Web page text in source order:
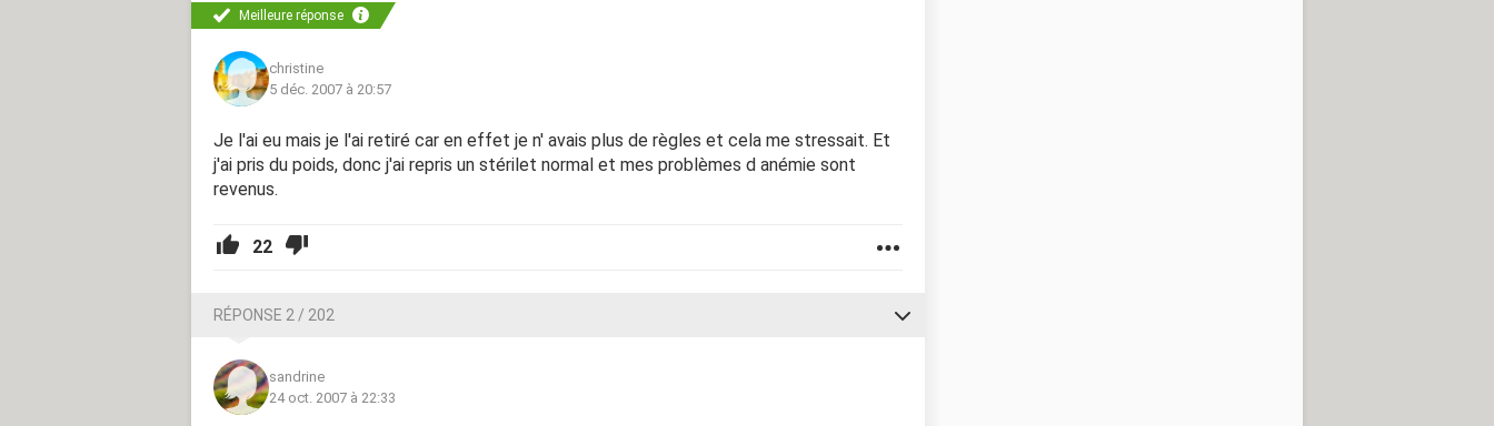
Meilleure réponse
christine
5 déc. 2007 à 20:57
Je l'ai eu mais je l'ai retiré car en effet je n' avais plus de règles et cela me stressait. Et
j'ai pris du poids, donc j'ai repris un stérilet normal et mes problèmes d anémie sont
revenus.
22
RÉPONSE 2 / 202
sandrine
24 oct. 2007 à 22:33